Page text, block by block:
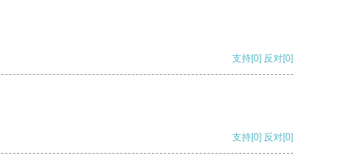
支持[0] 反对[0]
支持[0] 反对[0]